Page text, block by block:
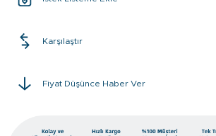
Karşılaştır
Fiyat Düşünce Haber Ver